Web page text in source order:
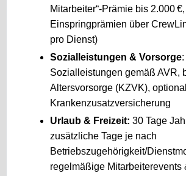
Mitarbeiter“-Prämie bis 2.000 €,
Einspringprämien über
pro Dienst)
Sozialleistungen & Vorsorge
Sozialleistungen gemäß AVR,
Altersvorsorge (KZVK),
Krankenzusatzversicherung
Urlaub & Freizeit: 30 Tage
zusätzliche Tage je nach
Betriebszugehörigkeit/
regelmäßige Mitarbeiterevents